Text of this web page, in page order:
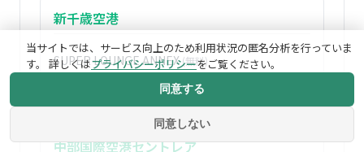
新千歳空港
SUPER LOUNGE ANNEX(無料)
(無料)
中部国際空港セントレア
当サイトでは、サービス向上のため利用状況の匿名分析を行っていま
す。 詳しくはプライバシーポリシーをご覧ください。
同意しない
同意する